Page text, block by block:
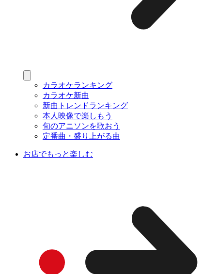
カラオケランキング
カラオケ新曲
新曲トレンドランキング
本人映像で楽しもう
旬のアニソンを歌おう
定番曲・盛り上がる曲
お店でもっと楽しむ